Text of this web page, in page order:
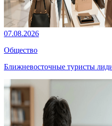
07.08.2026
Общество
Ближневосточные туристы